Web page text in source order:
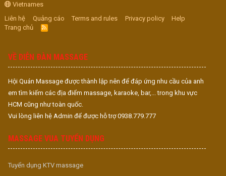
Vietnames
Liên hệ
Quảng cáo Terms and rules Privacy policy
Help
Trang chủ
R
S
VỀ DIỄN ĐÀN MASSAGE
Hội Quán Massage được thành lập nên để đáp ứng nhu cầu của anh
em tìm kiếm các địa điểm massage, karaoke, bar,... trong khu vực
HCM cũng như toàn quốc.
Vui lòng liên hệ Admin để được hỗ trợ 0938.779.777
MASSAGE VUA TUYỂN DỤNG
Tuyển dụng KTV massage